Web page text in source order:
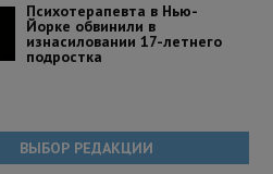
Психотерапевта в Нью-
Йорке обвинили в
изнасиловании 17-летнего
подростка
ВЫБОР РЕДАКЦИИ